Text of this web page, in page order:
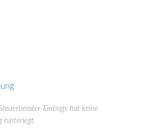
Eintrags hat keine
hinterlegt.